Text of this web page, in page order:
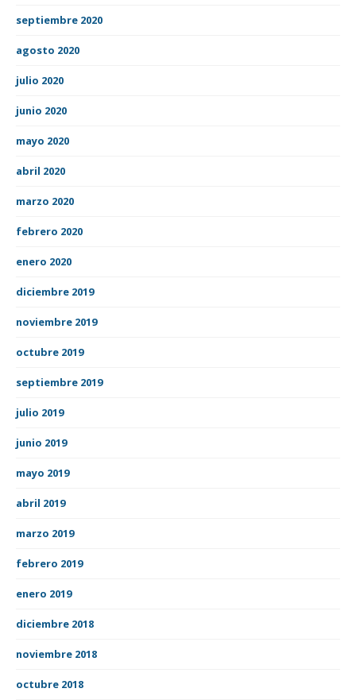
septiembre 2020
agosto 2020
julio 2020
junio 2020
mayo 2020
abril 2020
marzo 2020
febrero 2020
enero 2020
diciembre 2019
noviembre 2019
octubre 2019
septiembre 2019
julio 2019
junio 2019
mayo 2019
abril 2019
marzo 2019
febrero 2019
enero 2019
diciembre 2018
noviembre 2018
octubre 2018